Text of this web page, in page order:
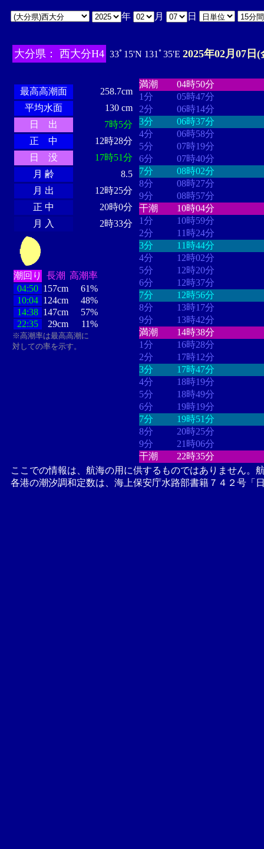
年 月 日
大分県： 西大分H4 33ﾟ15'N 131ﾟ35'E 2025年02月07日(
最高高潮面
258.7cm
平均水面
130 cm
日 出
7時5分
正 中
12時28分
日 没
17時51分
月 齢
8.5
月 出
12時25分
正 中
20時0分
月 入
2時33分
潮回り 長潮 高潮率
04:50 157cm
61%
10:04 124cm
48%
14:38 147cm
57%
22:35
29cm 11%
※高潮率は最高高潮に
対しての率を示す。
満潮
04時50分
1分
05時47分
2分
06時14分
3分
06時37分
4分
06時58分
5分
07時19分
6分
07時40分
7分
08時02分
8分
08時27分
9分
08時57分
干潮
10時04分
1分
10時59分
2分
11時24分
3分
11時44分
4分
12時02分
5分
12時20分
6分
12時37分
7分
12時56分
8分
13時17分
9分
13時42分
満潮
14時38分
1分
16時28分
2分
17時12分
3分
17時47分
4分
18時19分
5分
18時49分
6分
19時19分
7分
19時51分
8分
20時25分
9分
21時06分
干潮
22時35分
ここでの情報は、航海の用に供するものではありません。
各港の潮汐調和定数は、海上保安庁水路部書籍７４２号「